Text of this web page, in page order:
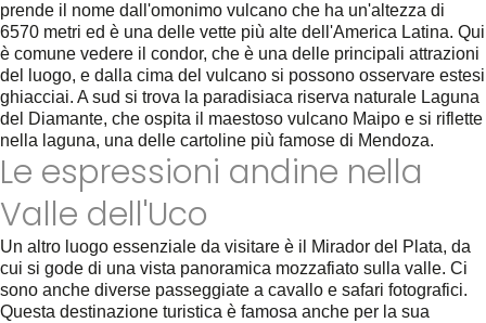
prende il nome dall'omonimo vulcano che ha un'altezza di
6570 metri ed è una delle vette più alte dell'America Latina. Qui
è comune vedere il condor, che è una delle principali attrazioni
del luogo, e dalla cima del vulcano si possono osservare estesi
ghiacciai. A sud si trova la paradisiaca riserva naturale Laguna
del Diamante, che ospita il maestoso vulcano Maipo e si riflette
nella laguna, una delle cartoline più famose di Mendoza.
Le espressioni andine nella
Valle dell'Uco
Un altro luogo essenziale da visitare è il Mirador del Plata, da
cui si gode di una vista panoramica mozzafiato sulla valle. Ci
sono anche diverse passeggiate a cavallo e safari fotografici.
Questa destinazione turistica è famosa anche per la sua